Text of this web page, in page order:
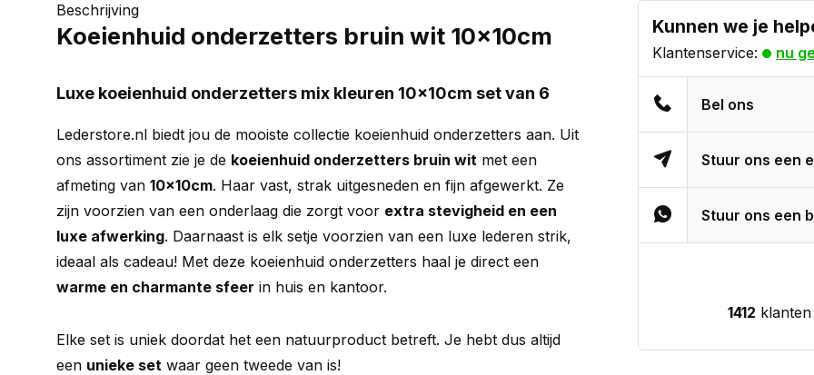
Beschrijving
Koeienhuid onderzetters bruin wit 10x10cm
Luxe koeienhuid onderzetters mix kleuren 10x10cm set van 6
Lederstore.nl biedt jou de mooiste collectie koeienhuid onderzetters aan. Uit
ons assortiment zie je de koeienhuid onderzetters bruin wit met een
afmeting van 10x10cm. Haar vast, strak uitgesneden en fijn afgewerkt. Ze
zijn voorzien van een onderlaag die zorgt voor extra stevigheid en een
luxe afwerking. Daarnaast is elk setje voorzien van een luxe lederen strik,
ideaal als cadeau! Met deze koeienhuid onderzetters haal je direct een
warme en charmante sfeer in huis en kantoor.
Elke set is uniek doordat het een natuurproduct betreft. Je hebt dus altijd
een unieke set waar geen tweede van is!
Kunnen we je
Klantenservice: nu
Bel ons
Stuur ons een
Stuur ons een
1412